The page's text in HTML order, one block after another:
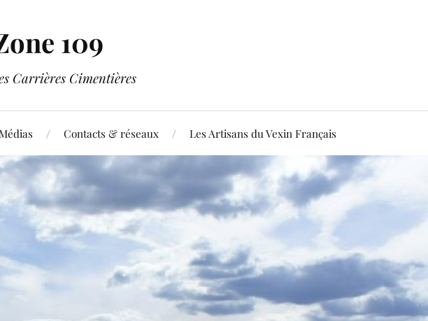
109
Carrières Cimentières
Contacts & réseaux Les Artisans du Vexin Français